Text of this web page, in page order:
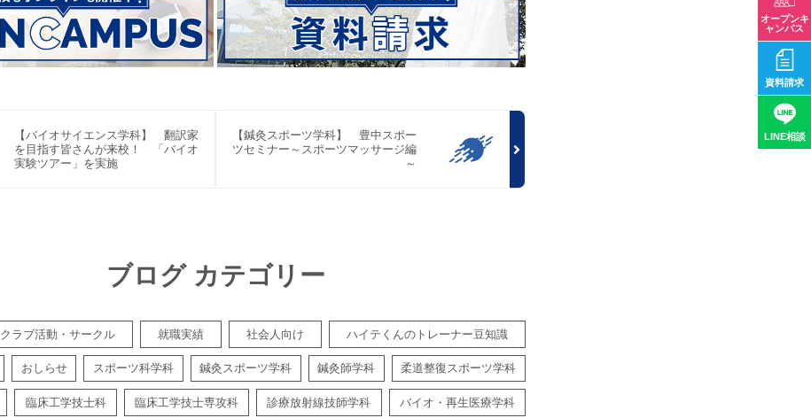
【バイオサイエンス学科】 翻訳家
を目指す皆さんが来校！ 「バイオ
実験ツアー」を実施
【鍼灸スポーツ学科】 豊中スポー
ツセミナー～スポーツマッサージ編
～
ブログ カテゴリー
クラブ活動・サークル 就職実績 社会人向け ハイテくんのトレーナー豆知識
おしらせ スポーツ科学科 鍼灸スポーツ学科 鍼灸師学科 柔道整復スポーツ学科
臨床工学技士科 臨床工学技士専攻科 診療放射線技師学科 バイオ・再生医療学科
オープンキ
ャンパス
資料請求
LINE相談